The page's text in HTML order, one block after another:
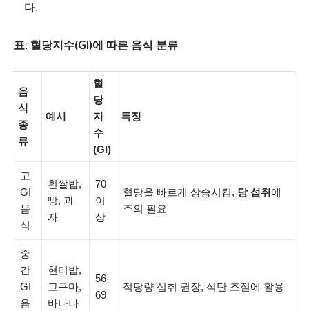
다.
표: 혈당지수(GI)에 따른 음식 분류
음
식
종
류
예시
혈
당
지
수
(GI)
특징
고
GI
음
식
흰쌀밥,
빵, 과
자
70
이
상
혈당을 빠르게 상승시킴, 당 섭취에
주의 필요
중
간
GI
음
현미밥,
고구마,
바나나
56-
69
적당량 섭취 권장, 식단 조절에 활용